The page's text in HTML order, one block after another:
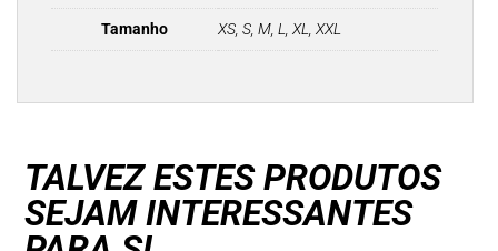
Tamanho XS, S, M, L, XL, XXL
TALVEZ ESTES PRODUTOS
SEJAM INTERESSANTES